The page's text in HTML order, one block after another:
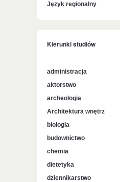
Język regionalny
Kierunki studiów
administracja
aktorstwo
archeologia
Architektura wnętrz
biologia
budownictwo
chemia
dietetyka
dziennikarstwo